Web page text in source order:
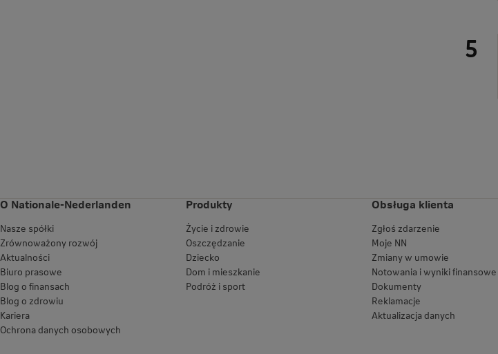
O Nationale-Nederlanden
Nasze spółki
Zrównoważony rozwój
Aktualności
Biuro prasowe
Blog o finansach
Blog o zdrowiu
Kariera
Ochrona danych osobowych
Produkty
Życie i zdrowie
Oszczędzanie
Dziecko
Dom i mieszkanie
Podróż i sport
Obsługa klienta
Zgłoś zdarzenie
Moje NN
Zmiany w umowie
Notowania i wyniki finansowe
Dokumenty
Reklamacje
Aktualizacja danych